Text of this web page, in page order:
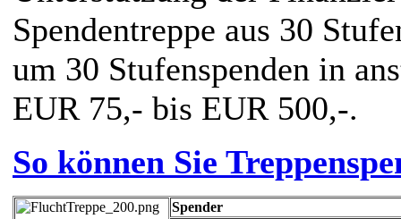
Spendentreppe aus 30
um 30 Stufenspenden in
EUR 75,- bis EUR 500,-.
So können Sie
Spender